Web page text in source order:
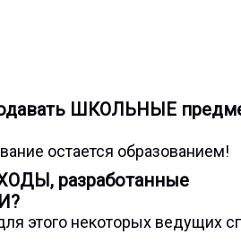
ШКОЛЬНЫЕ
остается образованием!
разработанные
этого некоторых ведущих